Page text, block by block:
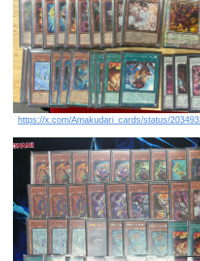
https://x.com/Amakudari_cards/status/